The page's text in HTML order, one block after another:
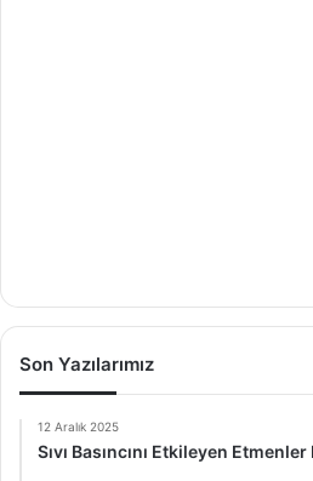
Son Yazılarımız
12 Aralık 2025
Sıvı Basıncını Etkileyen